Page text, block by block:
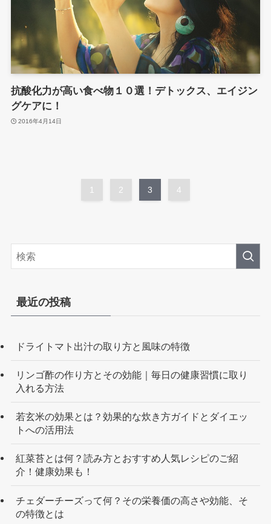
抗酸化力が高い食べ物１０選！デトックス、エイジン
グケアに！
2016年4月14日
1 2 3 4
最近の投稿
ドライトマト出汁の取り方と風味の特徴
リンゴ酢の作り方とその効能｜毎日の健康習慣に取り
入れる方法
若玄米の効果とは？効果的な炊き方ガイドとダイエッ
トへの活用法
紅菜苔とは何？読み方とおすすめ人気レシピのご紹
介！健康効果も！
チェダーチーズって何？その栄養価の高さや効能、そ
の特徴とは